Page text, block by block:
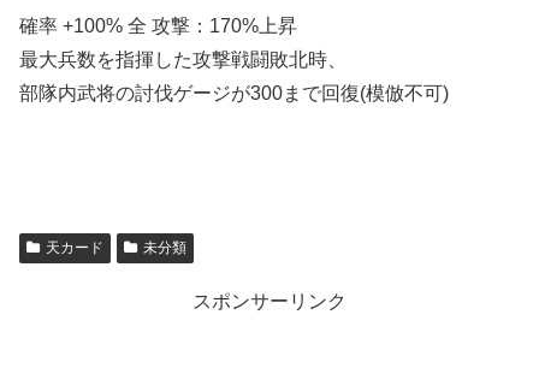
確率 +100% 全 攻撃：170%上昇
最大兵数を指揮した攻撃戦闘敗北時、
部隊内武将の討伐ゲージが300まで回復(模倣不可)
天カード 未分類
スポンサーリンク